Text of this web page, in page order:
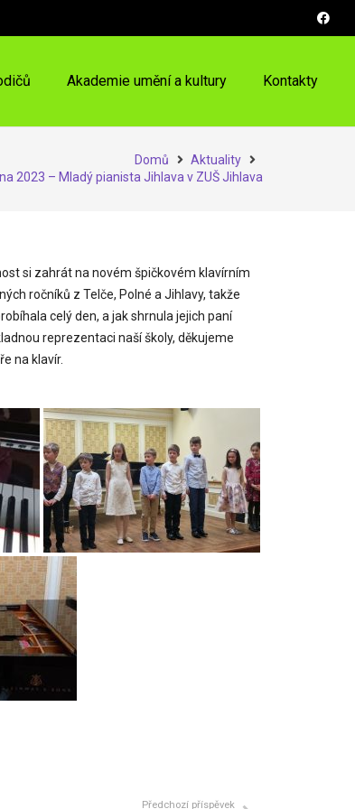
Akademie umění a kultury Kontakty
Domů
Aktuality
2023 – Mladý pianista Jihlava v ZUŠ Jihlava
si zahrát na novém špičkovém klavírním
ročníků z Telče, Polné a Jihlavy, takže
celý den, a jak shrnula jejich paní
reprezentaci naší školy, děkujeme
na klavír.
Předchozí příspěvek